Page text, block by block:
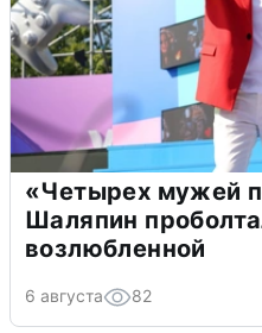
«Четырех мужей
Шаляпин
возлюбленной
6 августа 82